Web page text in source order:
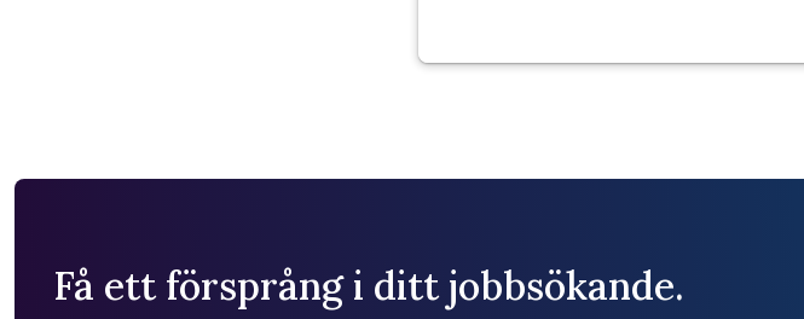
Få ett försprång i ditt jobbsökande.